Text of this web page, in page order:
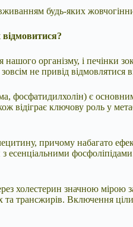
будь-яких
організму, і печінки
не привід
фосфатидилхолін) є
відіграє ключову роль у
причому набагато
есенціальними
холестерин значною мірою
трансжирів. Включення